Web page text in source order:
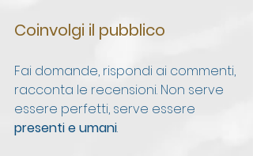
Coinvolgi il pubblico
Fai domande, rispondi ai commenti,
racconta le recensioni. Non serve
essere perfetti, serve essere
presenti e umani.